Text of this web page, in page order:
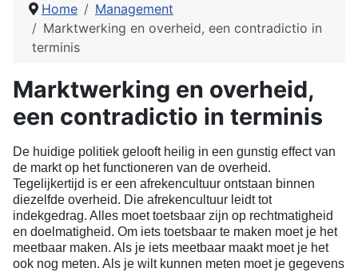
Home
Management
Marktwerking en overheid, een contradictio in
terminis
Marktwerking en overheid,
een contradictio in terminis
De huidige politiek gelooft heilig in een gunstig effect van
de markt op het functioneren van de overheid.
Tegelijkertijd is er een afrekencultuur ontstaan binnen
diezelfde overheid. Die afrekencultuur leidt tot
indekgedrag. Alles moet toetsbaar zijn op rechtmatigheid
en doelmatigheid. Om iets toetsbaar te maken moet je het
meetbaar maken. Als je iets meetbaar maakt moet je het
ook nog meten. Als je wilt kunnen meten moet je gegevens